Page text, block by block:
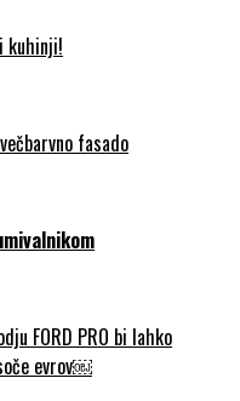
kuhinji!
fasado
FORD PRO bi lahko
evrov￼